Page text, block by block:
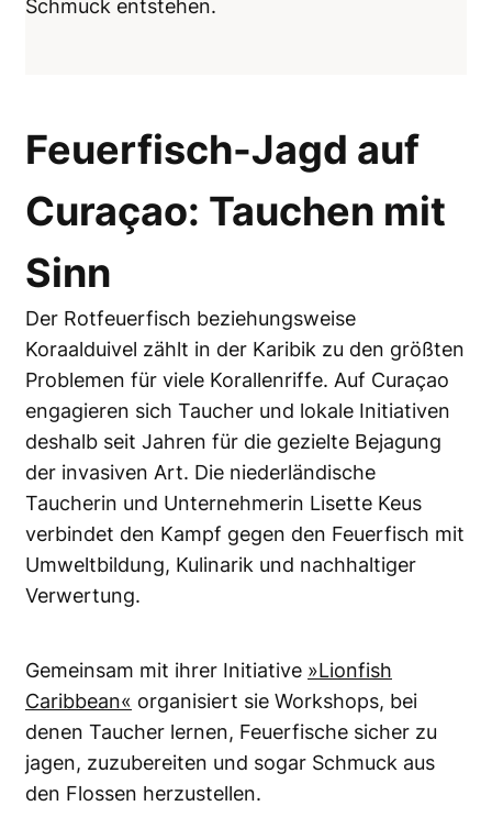
Schmuck entstehen.
Feuerfisch-Jagd auf
Curaçao: Tauchen mit
Sinn
Der Rotfeuerfisch beziehungsweise
Koraalduivel zählt in der Karibik zu den größten
Problemen für viele Korallenriffe. Auf Curaçao
engagieren sich Taucher und lokale Initiativen
deshalb seit Jahren für die gezielte Bejagung
der invasiven Art. Die niederländische
Taucherin und Unternehmerin Lisette Keus
verbindet den Kampf gegen den Feuerfisch mit
Umweltbildung, Kulinarik und nachhaltiger
Verwertung.
Gemeinsam mit ihrer Initiative »Lionfish
Caribbean« organisiert sie Workshops, bei
denen Taucher lernen, Feuerfische sicher zu
jagen, zuzubereiten und sogar Schmuck aus
den Flossen herzustellen.